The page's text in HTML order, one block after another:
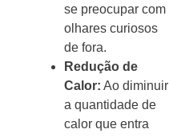
se preocupar com
olhares curiosos
de fora.
Redução de
Calor: Ao diminuir
a quantidade de
calor que entra